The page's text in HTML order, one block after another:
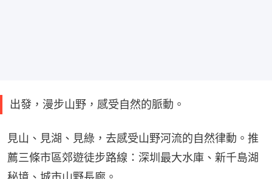
出發，漫步山野，感受自然的脈動。
見山、見湖、見綠，去感受山野河流的自然律動。推
薦三條市區郊遊徒步路線：深圳最大水庫、新千島湖